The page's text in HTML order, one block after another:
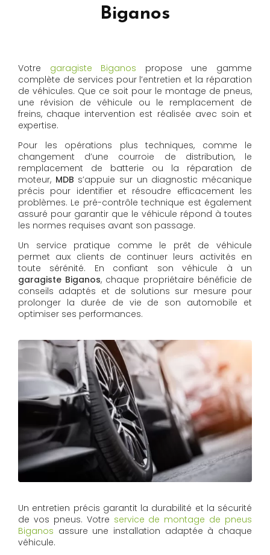
Biganos
Votre garagiste Biganos propose une gamme
complète de services pour l’entretien et la réparation
de véhicules. Que ce soit pour le montage de pneus,
une révision de véhicule ou le remplacement de
freins, chaque intervention est réalisée avec soin et
expertise.
Pour les opérations plus techniques, comme le
changement d’une courroie de distribution, le
remplacement de batterie ou la réparation de
moteur, MDB s’appuie sur un diagnostic mécanique
précis pour identifier et résoudre efficacement les
problèmes. Le pré-contrôle technique est également
assuré pour garantir que le véhicule répond à toutes
les normes requises avant son passage.
Un service pratique comme le prêt de véhicule
permet aux clients de continuer leurs activités en
toute sérénité. En confiant son véhicule à un
garagiste Biganos, chaque propriétaire bénéficie de
conseils adaptés et de solutions sur mesure pour
prolonger la durée de vie de son automobile et
optimiser ses performances.
Un entretien précis garantit la durabilité et la sécurité
de vos pneus. Votre service de montage de pneus
Biganos assure une installation adaptée à chaque
véhicule.